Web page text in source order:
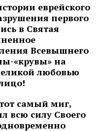
еврейского
первого
в Святая
Всевышнего
«крувы» на
любовью
самый миг,
всю силу Своего